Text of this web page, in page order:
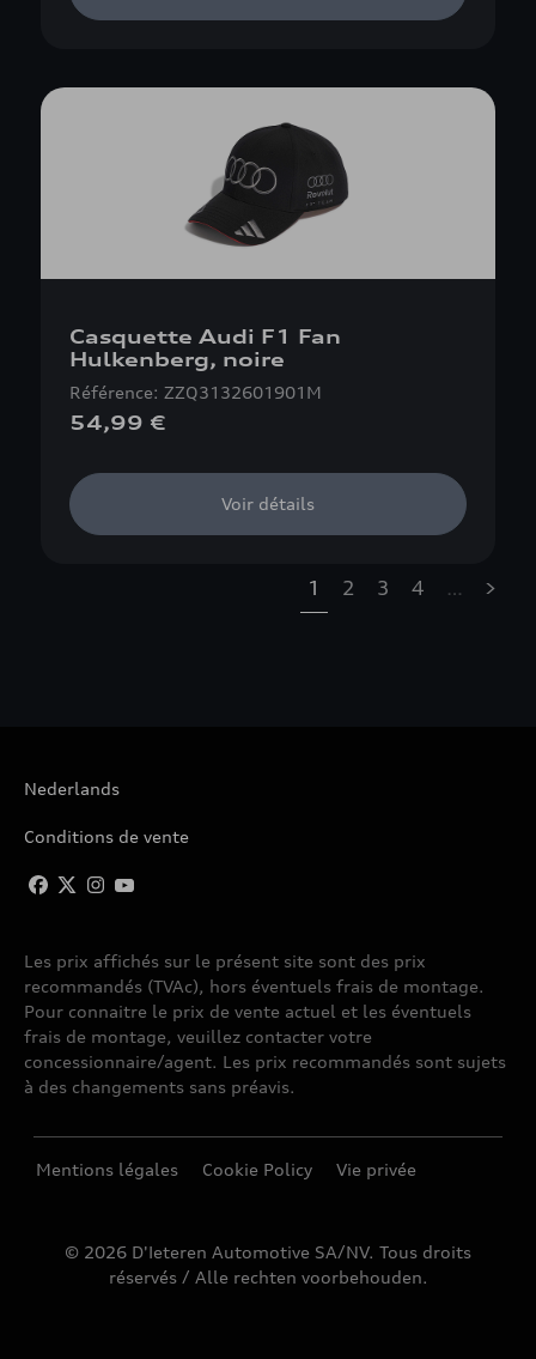
Casquette Audi F1 Fan
Hulkenberg, noire
Référence: ZZQ3132601901M
54,99 €
Voir détails
1 2 3 4 … »
Nederlands
Conditions de vente
Les prix affichés sur le présent site sont des prix
recommandés (TVAc), hors éventuels frais de montage.
Pour connaitre le prix de vente actuel et les éventuels
frais de montage, veuillez contacter votre
concessionnaire/agent. Les prix recommandés sont sujets
à des changements sans préavis.
Mentions légales Cookie Policy Vie privée
© 2026 D'Ieteren Automotive SA/NV. Tous droits
réservés / Alle rechten voorbehouden.